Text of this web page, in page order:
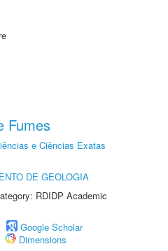
Fumes
e Ciências Exatas
DE GEOLOGIA
RDIDP Academic
Google Scholar
Dimensions